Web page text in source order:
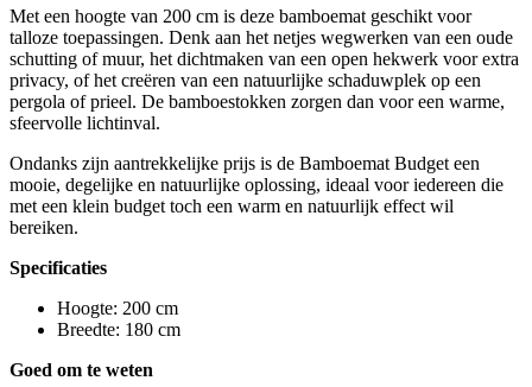
Met een hoogte van 200 cm is deze bamboemat geschikt voor
talloze toepassingen. Denk aan het netjes wegwerken van een oude
schutting of muur, het dichtmaken van een open hekwerk voor extra
privacy, of het creëren van een natuurlijke schaduwplek op een
pergola of prieel. De bamboestokken zorgen dan voor een warme,
sfeervolle lichtinval.
Ondanks zijn aantrekkelijke prijs is de Bamboemat Budget een
mooie, degelijke en natuurlijke oplossing, ideaal voor iedereen die
met een klein budget toch een warm en natuurlijk effect wil
bereiken.
Specificaties
Hoogte: 200 cm
Breedte: 180 cm
Goed om te weten